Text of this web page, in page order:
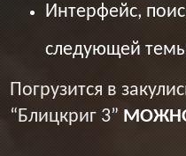
Интерфейс,
следующей
Погрузится в
“Блицкриг 3”